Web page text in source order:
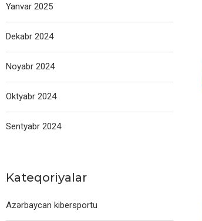
Yanvar 2025
Dekabr 2024
Noyabr 2024
Oktyabr 2024
Sentyabr 2024
Kateqoriyalar
Azərbaycan kibersportu